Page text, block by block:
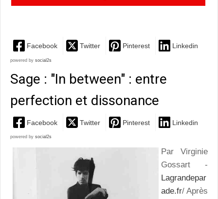
Facebook Twitter Pinterest Linkedin
powered by social2s
Sage : "In between" : entre
perfection et dissonance
Facebook Twitter Pinterest Linkedin
powered by social2s
Par Virginie
Gossart -
Lagrandepar
ade.fr/ Après